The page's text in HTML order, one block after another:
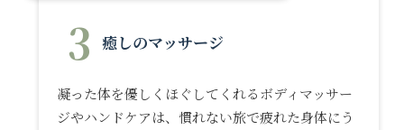
3 癒しのマッサージ
凝った体を優しくほぐしてくれるボディマッサー
ジやハンドケアは、慣れない旅で疲れた身体にう